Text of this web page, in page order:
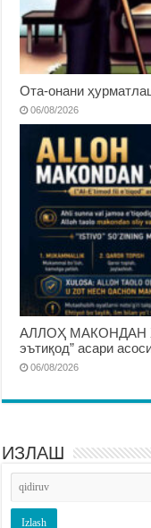
Ота-онани
06/08/2026
АЛЛОҲ МАКОНДАН
эътиқод” асари
06/08/2026
ИЗЛАШ